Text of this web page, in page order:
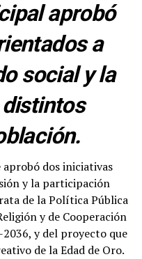
aprobó
a
social y la
dos iniciativas
y la participación
de la Política Pública
y de Cooperación
y del proyecto que
de la Edad de Oro.